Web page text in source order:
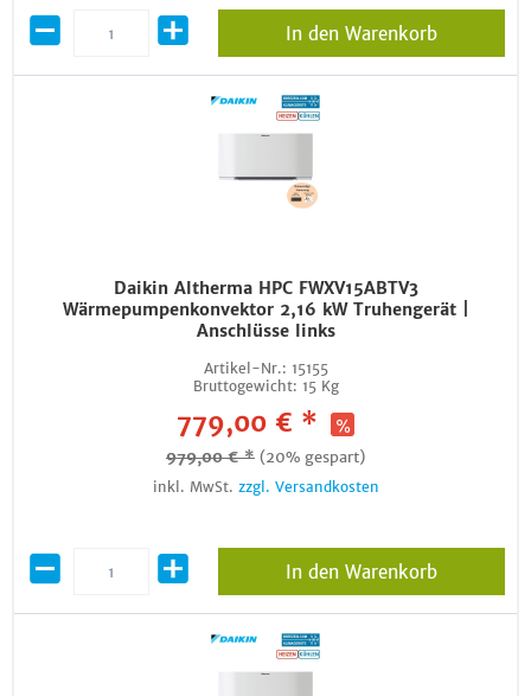
In den Warenkorb
Daikin Altherma HPC FWXV15ABTV3
Wärmepumpenkonvektor 2,16 kW Truhengerät |
Anschlüsse links
Artikel-Nr.: 15155
Bruttogewicht: 15 Kg
779,00 € *
979,00 € * (20% gespart)
inkl. MwSt. zzgl. Versandkosten
In den Warenkorb